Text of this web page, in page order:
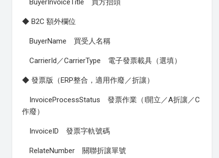
BuyerInvoiceTitle 買方抬頭
◆ B2C 額外欄位
BuyerName 買受人名稱
CarrierId／CarrierType 電子發票載具（選填）
◆ 發票版（ERP整合，適用作廢／折讓）
InvoiceProcessStatus 發票作業（I開立／A折讓／C
作廢）
InvoiceID 發票字軌號碼
RelateNumber 關聯折讓單號